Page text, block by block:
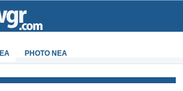
PHOTO NEA